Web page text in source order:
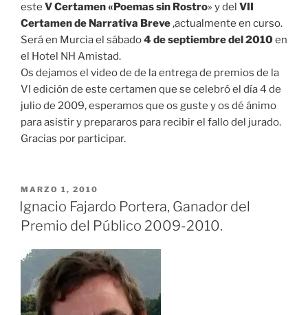
este V Certamen «Poemas sin Rostro» y del VII
Certamen de Narrativa Breve,actualmente en curso.
Será en Murcia el sábado4 de septiembre del 2010en
el Hotel NH Amistad.
Os dejamos el video de de la entrega de premios de la
VI edición de este certamen que se celebró el día 4 de
julio de 2009, esperamos que os guste y os dé ánimo
para asistir y prepararos para recibir el fallo del jurado.
Gracias por participar.
PUBLICADO
EL
MARZO 1, 2010
Ignacio Fajardo Portera, Ganador del
Premio del Público 2009-2010.